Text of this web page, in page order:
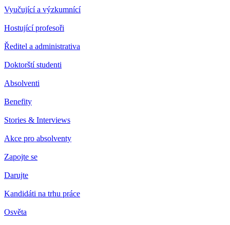
Vyučující a výzkumnící
Hostující profesoři
Ředitel a administrativa
Doktorští studenti
Absolventi
Benefity
Stories & Interviews
Akce pro absolventy
Zapojte se
Darujte
Kandidáti na trhu práce
Osvěta